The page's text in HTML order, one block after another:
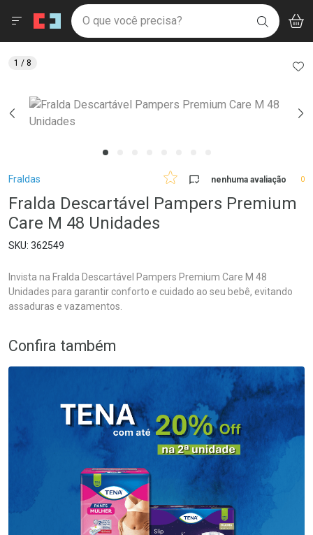
Drogaria São Paulo
Ir direto para a home
pela página
Ir direto para o conteúdo
Ir direto para a busca
Ir direto para a conta
Ir direto para a notificações
Ir direto para o carrinho
Ir direto para o menu
Faça a sua busca
O que você precisa? BUSCAR
Menu
Breadcrumb
Fraldas nenhuma avaliação 0
Fralda Descartável Pampers Premium
Care M 48 Unidades
362549
Invista na Fralda Descartável Pampers Premium Care M 48
Unidades para garantir conforto e cuidado ao seu bebê, evitando
assaduras e vazamentos.
1 / 8
Confira também